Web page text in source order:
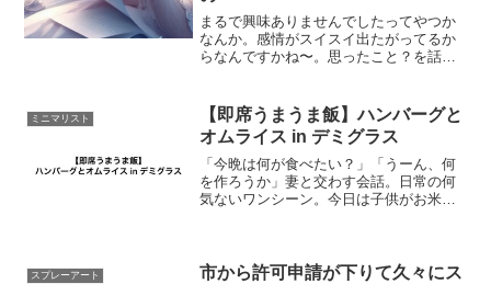
まるで興味ありませんでしたってやつか
なんか。感情がスイスイ出たがってるか
らなんですかね〜。思ったこと？を話す
文章に補正を入れるんですよ。この記事
を読むであろうターゲット...
ミニマリスト
【即席うまうま飯】ハンバーグと
オムライス in デミグラス
「今晩は何が食べたい？」「うーん、何
を作ろうか」妻と交わす会話。日常の何
気ないワンシーン。今日は子供がお米を
ち寄って手にしたのはこち...
スプレーアート
市から許可申請が下りて久々にス